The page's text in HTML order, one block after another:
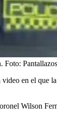
Foto:
en el que
Wilson